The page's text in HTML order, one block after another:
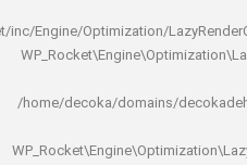
rocket/inc/Engine/Optimization/
/home/decoka/